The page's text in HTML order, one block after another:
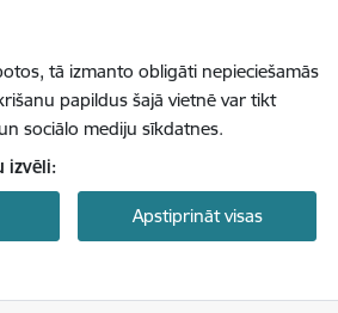
tā izmanto obligāti nepieciešamās
papildus šajā vietnē var tikt
sociālo mediju sīkdatnes.
izvēli:
Apstiprināt visas